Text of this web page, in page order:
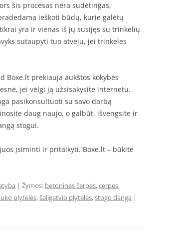
šis procesas nėra sudėtingas,
ieškoti būdų, kurie galėtų
yra ir vienas iš jų susijęs su trinkelių
sutaupyti tuo atveju, jei trinkeles
Boxe.lt prekiauja aukštos kokybės
jei vėlgi ją užsisakysite internetu.
pasikonsultuoti su savo darbą
daug naujo, o galbūt, išvengsite ir
stogui.
įsiminti ir pritaikyti. Boxe.lt – būkite
| Žymos: betoninės čerpės,cerpes,
plytelės,šaligatvio plytelės,stogo danga |